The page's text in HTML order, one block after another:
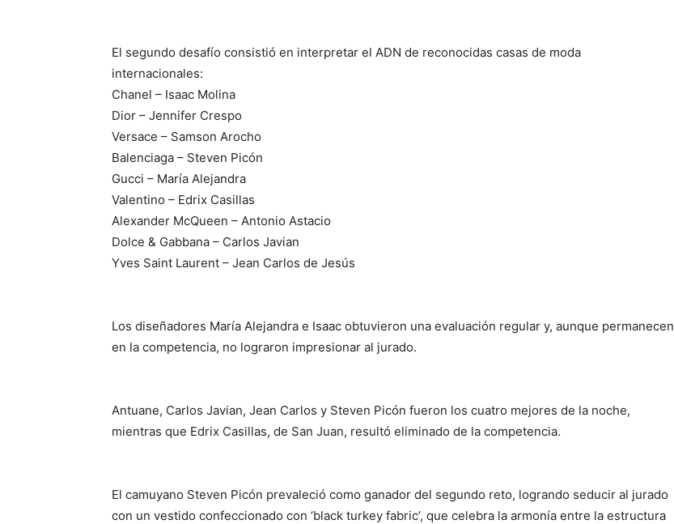
El segundo desafío consistió en interpretar el ADN de reconocidas casas de moda
internacionales:
Chanel – Isaac Molina
Dior – Jennifer Crespo
Versace – Samson Arocho
Balenciaga – Steven Picón
Gucci – María Alejandra
Valentino – Edrix Casillas
Alexander McQueen – Antonio Astacio
Dolce & Gabbana – Carlos Javian
Yves Saint Laurent – Jean Carlos de Jesús
Los diseñadores María Alejandra e Isaac obtuvieron una evaluación regular y, aunque permanecen
en la competencia, no lograron impresionar al jurado.
Antuane, Carlos Javian, Jean Carlos y Steven Picón fueron los cuatro mejores de la noche,
mientras que Edrix Casillas, de San Juan, resultó eliminado de la competencia.
El camuyano Steven Picón prevaleció como ganador del segundo reto, logrando seducir al jurado
con un vestido confeccionado con ‘black turkey fabric’, que celebra la armonía entre la estructura